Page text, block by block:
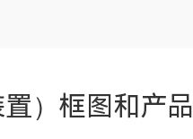
）框图和产品